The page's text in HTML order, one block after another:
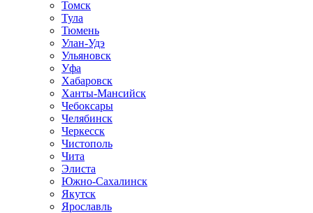
Томск
Тула
Тюмень
Улан-Удэ
Ульяновск
Уфа
Хабаровск
Ханты-Мансийск
Чебоксары
Челябинск
Черкесск
Чистополь
Чита
Элиста
Южно-Сахалинск
Якутск
Ярославль